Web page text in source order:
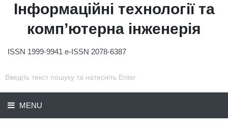
Інформаційні технології та
комп’ютерна інженерія
ISSN 1999-9941 e-ISSN 2078-6387
MENU